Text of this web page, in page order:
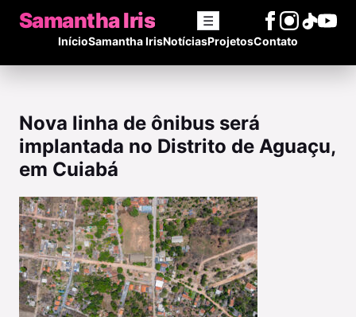
Samantha Iris ☰
InícioSamantha IrisNotíciasProjetosContato
Nova linha de ônibus será
implantada no Distrito de Aguaçu,
em Cuiabá